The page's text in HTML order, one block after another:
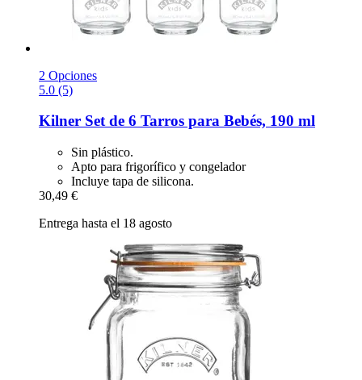
2 Opciones
5.0 (5)
Kilner Set de 6 Tarros para Bebés, 190 ml
Sin plástico.
Apto para frigorífico y congelador
Incluye tapa de silicona.
30,49 €
Entrega hasta el 18 agosto